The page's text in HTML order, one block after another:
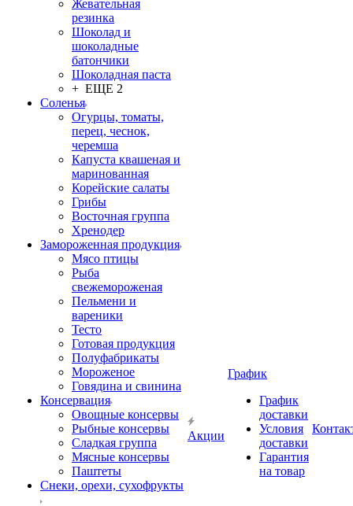
Жевательная
резинка
Шоколад и
шоколадные
батончики
Шоколадная паста
+ ЕЩЕ 2
Соленья
Огурцы, томаты,
перец, чеснок,
черемша
Капуста квашеная и
маринованная
Корейские салаты
Грибы
Восточная группа
Хренодер
Замороженная продукция
Мясо птицы
Рыба
свежемороженая
Пельмени и
вареники
Тесто
Готовая продукция
Полуфабрикаты
Мороженое
Говядина и свинина
Консервация
Овощные консервы
Рыбные консервы
Сладкая группа
Мясные консервы
Паштеты
Снеки, орехи, сухофрукты
Акции
График
График
доставки
Условия
доставки
Гарантия
на товар